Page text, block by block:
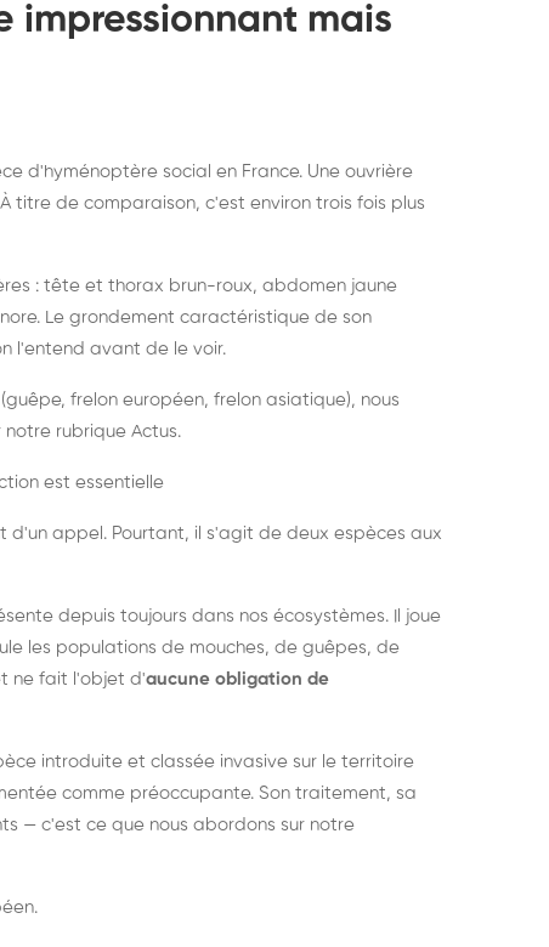
impressionnant mais
d'hyménoptère social en France. Une ouvrière
titre de comparaison, c'est environ trois fois plus
: tête et thorax brun-roux, abdomen jaune
Le grondement caractéristique de son
l'entend avant de le voir.
frelon européen, frelon asiatique), nous
rubrique Actus.
est essentielle
appel. Pourtant, il s'agit de deux espèces aux
depuis toujours dans nos écosystèmes. Il joue
les populations de mouches, de guêpes, de
ne fait l'objet d'aucune obligation de
introduite et classée invasive sur le territoire
comme préoccupante. Son traitement, sa
— c'est ce que nous abordons sur notre